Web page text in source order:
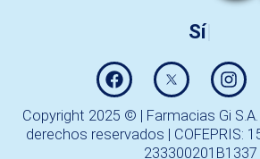
Sígueno
Copyright 2025 © | Farmacias Gi
derechos reservados | COFEPRIS:
233300201B1337